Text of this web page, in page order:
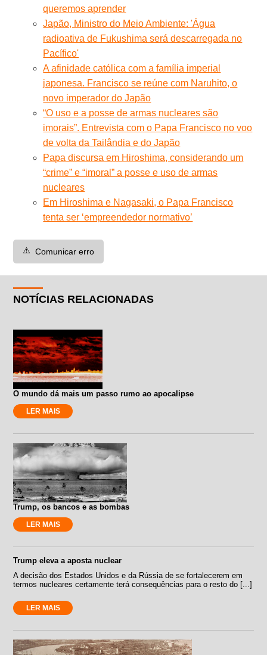
queremos aprender
Japão, Ministro do Meio Ambiente: 'Água
radioativa de Fukushima será descarregada no
Pacífico'
A afinidade católica com a família imperial
japonesa. Francisco se reúne com Naruhito, o
novo imperador do Japão
“O uso e a posse de armas nucleares são
imorais”. Entrevista com o Papa Francisco no voo
de volta da Tailândia e do Japão
Papa discursa em Hiroshima, considerando um
“crime” e “imoral” a posse e uso de armas
nucleares
Em Hiroshima e Nagasaki, o Papa Francisco
tenta ser ‘empreendedor normativo’
⚠️ Comunicar erro
NOTÍCIAS RELACIONADAS
O mundo dá mais um passo rumo ao apocalipse
LER MAIS
Trump, os bancos e as bombas
LER MAIS
Trump eleva a aposta nuclear
A decisão dos Estados Unidos e da Rússia de se fortalecerem em
termos nucleares certamente terá consequências para o resto do [...]
LER MAIS